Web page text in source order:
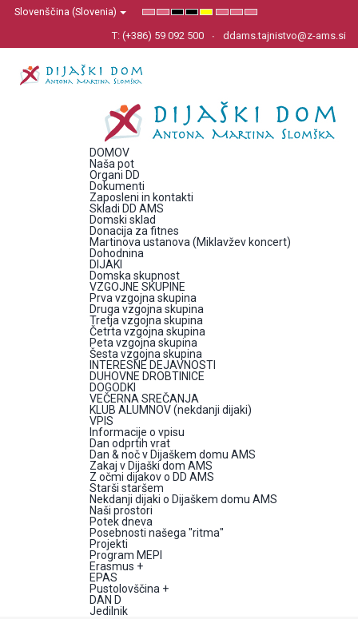
Slovenščina (Slovenia)
Default
NightHigh
Black
High
Black
High
Yellow
Set
Font
Set
Font
Set
Font
T: (+386) 59 092 500 ddams.tajnistvo@z-ams.si
DOMOV
Naša pot
Organi DD
Dokumenti
Zaposleni in kontakti
Skladi DD AMS
Domski sklad
Donacija za fitnes
Martinova ustanova (Miklavžev koncert)
Dohodnina
DIJAKI
Domska skupnost
VZGOJNE SKUPINE
Prva vzgojna skupina
Druga vzgojna skupina
Tretja vzgojna skupina
Četrta vzgojna skupina
Peta vzgojna skupina
Šesta vzgojna skupina
INTERESNE DEJAVNOSTI
DUHOVNE DROBTINICE
DOGODKI
VEČERNA SREČANJA
KLUB ALUMNOV (nekdanji dijaki)
VPIS
Informacije o vpisu
Dan odprtih vrat
Dan & noč v Dijaškem domu AMS
Zakaj v Dijaški dom AMS
Z očmi dijakov o DD AMS
Starši staršem
Nekdanji dijaki o Dijaškem domu AMS
Naši prostori
Potek dneva
Posebnosti našega "ritma"
Projekti
Program MEPI
Erasmus +
EPAS
Pustolovščina +
DAN D
Jedilnik